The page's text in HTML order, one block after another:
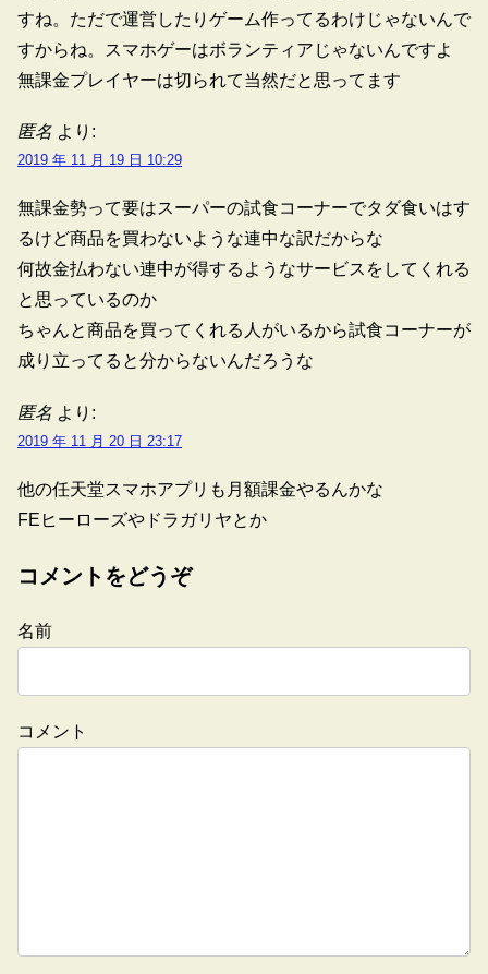
すね。ただで運営したりゲーム作ってるわけじゃないんで
すからね。スマホゲーはボランティアじゃないんですよ
無課金プレイヤーは切られて当然だと思ってます
匿名 より:
2019 年 11 月 19 日 10:29
無課金勢って要はスーパーの試食コーナーでタダ食いはす
るけど商品を買わないような連中な訳だからな
何故金払わない連中が得するようなサービスをしてくれる
と思っているのか
ちゃんと商品を買ってくれる人がいるから試食コーナーが
成り立ってると分からないんだろうな
匿名 より:
2019 年 11 月 20 日 23:17
他の任天堂スマホアプリも月額課金やるんかな
FEヒーローズやドラガリヤとか
コメントをどうぞ
名前
コメント